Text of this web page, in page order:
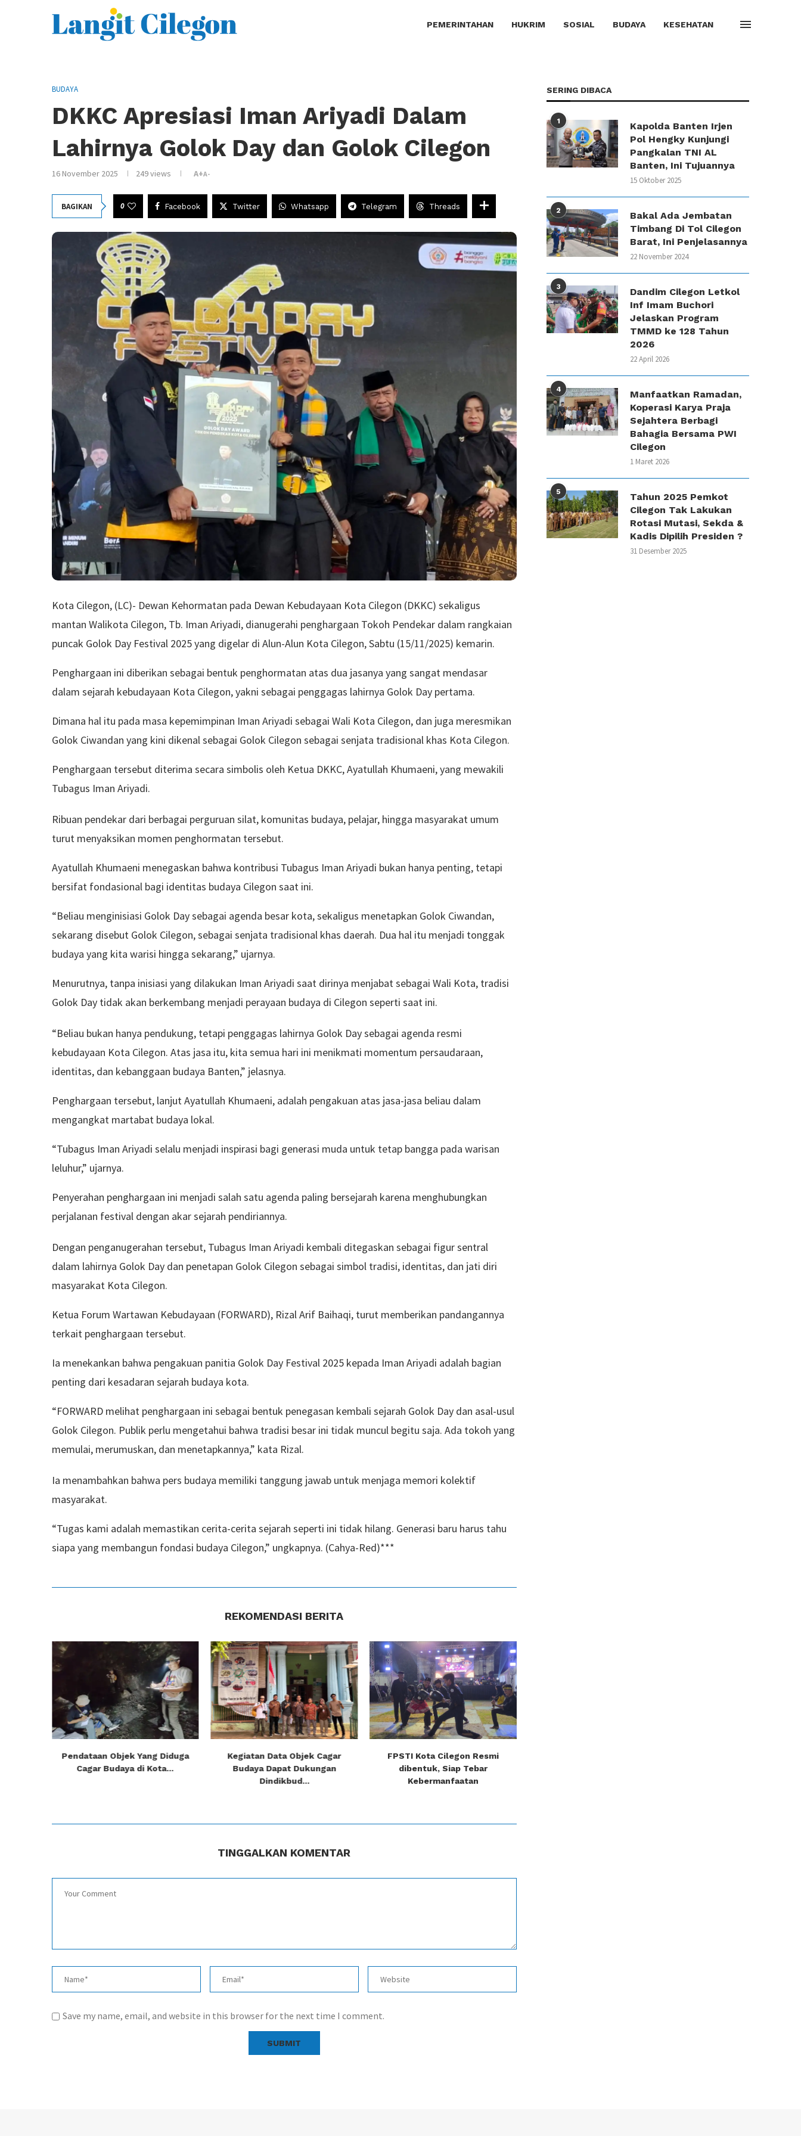
PEMERINTAHAN HUKRIM SOSIAL BUDAYA KESEHATAN
BUDAYA
DKKC Apresiasi Iman Ariyadi Dalam
Lahirnya Golok Day dan Golok Cilegon
16 November 2025 249views A+A-
BAGIKAN 0 Facebook Twitter Whatsapp Telegram Threads
Kota Cilegon, (LC)- Dewan Kehormatan pada Dewan Kebudayaan Kota Cilegon (DKKC) sekaligus
mantan Walikota Cilegon, Tb. Iman Ariyadi, dianugerahi penghargaan Tokoh Pendekar dalam rangkaian
puncak Golok Day Festival 2025 yang digelar di Alun-Alun Kota Cilegon, Sabtu (15/11/2025) kemarin.
Penghargaan ini diberikan sebagai bentuk penghormatan atas dua jasanya yang sangat mendasar
dalam sejarah kebudayaan Kota Cilegon, yakni sebagai penggagas lahirnya Golok Day pertama.
Dimana hal itu pada masa kepemimpinan Iman Ariyadi sebagai Wali Kota Cilegon, dan juga meresmikan
Golok Ciwandan yang kini dikenal sebagai Golok Cilegon sebagai senjata tradisional khas Kota Cilegon.
Penghargaan tersebut diterima secara simbolis oleh Ketua DKKC, Ayatullah Khumaeni, yang mewakili
Tubagus Iman Ariyadi.
Ribuan pendekar dari berbagai perguruan silat, komunitas budaya, pelajar, hingga masyarakat umum
turut menyaksikan momen penghormatan tersebut.
Ayatullah Khumaeni menegaskan bahwa kontribusi Tubagus Iman Ariyadi bukan hanya penting, tetapi
bersifat fondasional bagi identitas budaya Cilegon saat ini.
“Beliau menginisiasi Golok Day sebagai agenda besar kota, sekaligus menetapkan Golok Ciwandan,
sekarang disebut Golok Cilegon, sebagai senjata tradisional khas daerah. Dua hal itu menjadi tonggak
budaya yang kita warisi hingga sekarang,” ujarnya.
Menurutnya, tanpa inisiasi yang dilakukan Iman Ariyadi saat dirinya menjabat sebagai Wali Kota, tradisi
Golok Day tidak akan berkembang menjadi perayaan budaya di Cilegon seperti saat ini.
“Beliau bukan hanya pendukung, tetapi penggagas lahirnya Golok Day sebagai agenda resmi
kebudayaan Kota Cilegon. Atas jasa itu, kita semua hari ini menikmati momentum persaudaraan,
identitas, dan kebanggaan budaya Banten,” jelasnya.
Penghargaan tersebut, lanjut Ayatullah Khumaeni, adalah pengakuan atas jasa-jasa beliau dalam
mengangkat martabat budaya lokal.
“Tubagus Iman Ariyadi selalu menjadi inspirasi bagi generasi muda untuk tetap bangga pada warisan
leluhur,” ujarnya.
Penyerahan penghargaan ini menjadi salah satu agenda paling bersejarah karena menghubungkan
perjalanan festival dengan akar sejarah pendiriannya.
Dengan penganugerahan tersebut, Tubagus Iman Ariyadi kembali ditegaskan sebagai figur sentral
dalam lahirnya Golok Day dan penetapan Golok Cilegon sebagai simbol tradisi, identitas, dan jati diri
masyarakat Kota Cilegon.
Ketua Forum Wartawan Kebudayaan (FORWARD), Rizal Arif Baihaqi, turut memberikan pandangannya
terkait penghargaan tersebut.
Ia menekankan bahwa pengakuan panitia Golok Day Festival 2025 kepada Iman Ariyadi adalah bagian
penting dari kesadaran sejarah budaya kota.
“FORWARD melihat penghargaan ini sebagai bentuk penegasan kembali sejarah Golok Day dan asal-usul
Golok Cilegon. Publik perlu mengetahui bahwa tradisi besar ini tidak muncul begitu saja. Ada tokoh yang
memulai, merumuskan, dan menetapkannya,” kata Rizal.
Ia menambahkan bahwa pers budaya memiliki tanggung jawab untuk menjaga memori kolektif
masyarakat.
“Tugas kami adalah memastikan cerita-cerita sejarah seperti ini tidak hilang. Generasi baru harus tahu
siapa yang membangun fondasi budaya Cilegon,” ungkapnya. (Cahya-Red)***
REKOMENDASI BERITA
Pendataan Objek Yang Diduga
Cagar Budaya di Kota...
Kegiatan Data Objek Cagar
Budaya Dapat Dukungan
Dindikbud...
FPSTI Kota Cilegon Resmi
dibentuk, Siap Tebar
Kebermanfaatan
TINGGALKAN KOMENTAR
Save my name, email, and website in this browser for the next time I comment.
SERING DIBACA
1
Kapolda Banten Irjen
Pol Hengky Kunjungi
Pangkalan TNI AL
Banten, Ini Tujuannya
15 Oktober 2025
2
Bakal Ada Jembatan
Timbang Di Tol Cilegon
Barat, Ini Penjelasannya
22 November 2024
3
Dandim Cilegon Letkol
Inf Imam Buchori
Jelaskan Program
TMMD ke 128 Tahun
2026
22 April 2026
4
Manfaatkan Ramadan,
Koperasi Karya Praja
Sejahtera Berbagi
Bahagia Bersama PWI
Cilegon
1 Maret 2026
5
Tahun 2025 Pemkot
Cilegon Tak Lakukan
Rotasi Mutasi, Sekda &
Kadis Dipilih Presiden ?
31 Desember 2025